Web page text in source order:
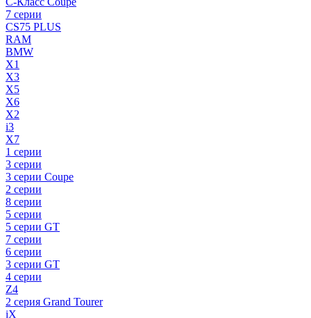
7 серии
CS75 PLUS
RAM
BMW
X1
X3
X5
X6
X2
i3
X7
1 серии
3 серии
3 серии Coupe
2 серии
8 серии
5 серии
5 серии GT
7 серии
6 серии
3 серии GT
4 серии
Z4
2 серия Grand Tourer
iX